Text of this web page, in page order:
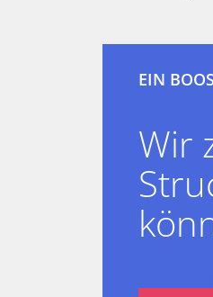
EIN
Wir